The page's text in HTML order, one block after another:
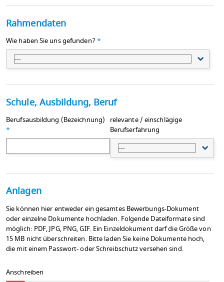
Rahmendaten
Wie haben Sie uns gefunden? *
---
Schule, Ausbildung, Beruf
Berufsausbildung (Bezeichnung)
*
relevante / einschlägige
Berufserfahrung
---
Anlagen
Sie können hier entweder ein gesamtes Bewerbungs-Dokument
oder einzelne Dokumente hochladen. Folgende Dateiformate sind
möglich: PDF, JPG, PNG, GIF. Ein Einzeldokument darf die Größe von
15 MB nicht überschreiten. Bitte laden Sie keine Dokumente hoch,
die mit einem Passwort- oder Schreibschutz versehen sind.
Anschreiben